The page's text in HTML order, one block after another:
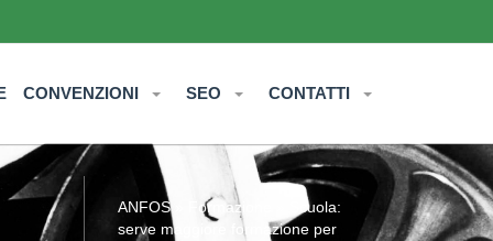
CONVENZIONI SEO CONTATTI
ANFOS» Formazione
» Scuola:
serve maggiore formazione per